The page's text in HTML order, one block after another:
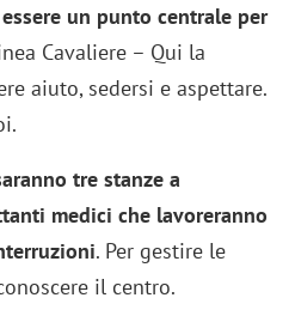
un punto centrale per
Cavaliere – Qui la
aiuto, sedersi e aspettare.
tre stanze a
medici che lavoreranno
. Per gestire le
il centro.